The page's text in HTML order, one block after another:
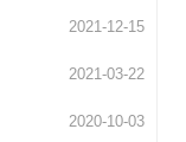
2021-12-15
2021-03-22
2020-10-03